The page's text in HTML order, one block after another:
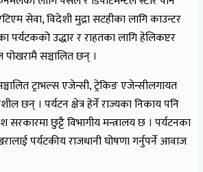
सेवा, विदेशी मुद्रा सटहीका लागि काउन्टर
पर्यटकको उद्धार र राहतका लागि हेलिकप्टर
सञ्चालित छन् ।
ट्राभल्स एजेन्सी, ट्रेकिङ एजेन्सीलगायत
छन् । पर्यटन क्षेत्र हेर्ने राज्यका निकाय पनि
सरकारमा छुट्टै विभागीय मन्त्रालय छ । पर्यटनका
पर्यटकीय राजधानी घोषणा गर्नुपर्ने आवाज